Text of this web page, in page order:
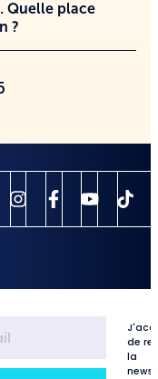
Quelle place
?
de
la